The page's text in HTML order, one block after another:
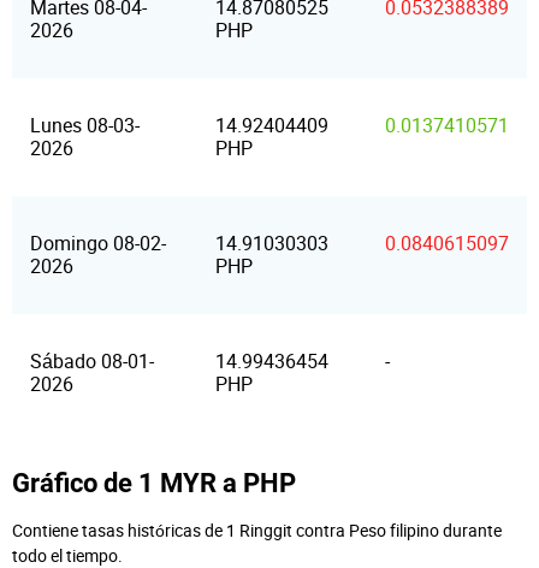
Martes 08-04-
2026
14.87080525
PHP
0.0532388389
Lunes 08-03-
2026
14.92404409
PHP
0.0137410571
Domingo 08-02-
2026
14.91030303
PHP
0.0840615097
Sábado 08-01-
2026
14.99436454
PHP
-
Gráfico de 1 MYR a PHP
Contiene tasas históricas de 1 Ringgit contra Peso filipino durante
todo el tiempo.